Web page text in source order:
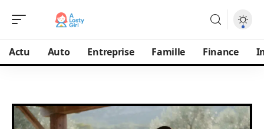
Actu Auto Entreprise Famille Finance